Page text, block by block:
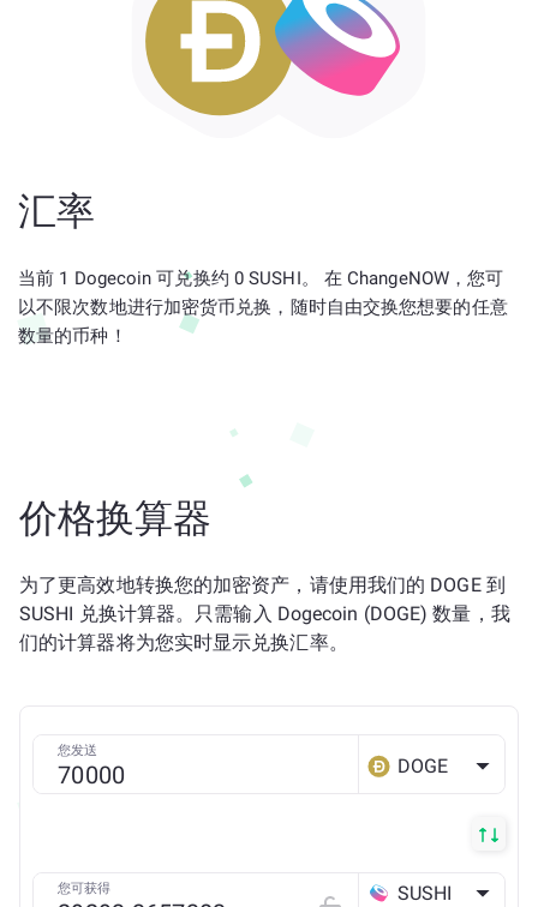
汇率
当前 1 Dogecoin 可兑换约 0 SUSHI。 在 ChangeNOW，您可
以不限次数地进行加密货币兑换，随时自由交换您想要的任意
数量的币种！
价格换算器
为了更高效地转换您的加密资产，请使用我们的 DOGE 到
SUSHI 兑换计算器。只需输入 Dogecoin (DOGE) 数量，我
们的计算器将为您实时显示兑换汇率。
您发送
DOGE
您可获得 SUSHI